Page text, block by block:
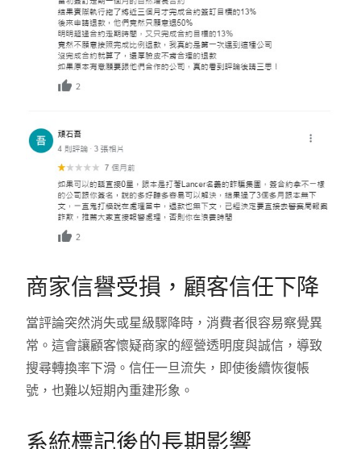
商家信譽受損，顧客信任下降
當評論突然消失或星級驟降時，消費者很容易察覺異
常。這會讓顧客懷疑商家的經營透明度與誠信，導致
搜尋轉換率下滑。信任一旦流失，即使後續恢復帳
號，也難以短期內重建形象。
系統標記後的長期影響